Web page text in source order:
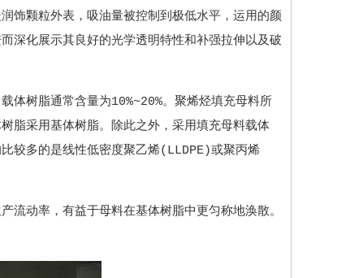
饰颗粒外表，吸油量被控制到极低水平，运用的颜
深化展示其良好的光学透明特性和补强拉伸以及破
体树脂通常含量为10%~20%。聚烯烃填充母料所
脂采用基体树脂。除此之外，采用填充母料载体
较多的是线性低密度聚乙烯(LLDPE)或聚丙烯
流动率，有益于母料在基体树脂中更匀称地涣散。